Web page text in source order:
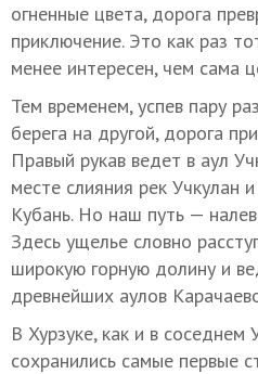
огненные цвета, дорога
приключение. Это как раз
менее интересен, чем сама
Тем временем, успев пару
берега на другой, дорога
Правый рукав ведет в аул
месте слияния рек Учкулан
Кубань. Но наш путь —
Здесь ущелье словно
широкую горную долину и
древнейших аулов
В Хурзуке, как и в соседнем
сохранились самые первые